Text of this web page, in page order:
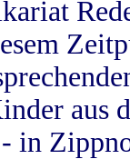
aus
in